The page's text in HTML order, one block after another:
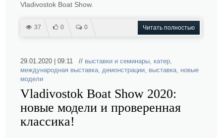
Vladivostok Boat Show.
37 0 0 Читать полностью
29.01.2020 | 09:11 // выставки и семинары, катер,
международная выставка, демонстрации, выставка, новые
модели
Vladivostok Boat Show 2020:
новые модели и проверенная
классика!